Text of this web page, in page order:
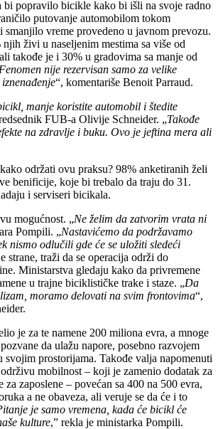
bi popravilo bicikle kako bi išli na svoje radno
putovanje automobilom tokom
smanjilo vreme provedeno u javnom prevozu.
njih živi u naseljenim mestima sa više od
takođe je i 30% u gradovima sa manje od
Fenomen nije rezervisan samo za velike
“, komentariše Benoit Parraud.
manje koristite automobil i štedite
FUB-a Olivije Schneider. „Takođe
na zdravlje i buku. Ovo je jeftina mera ali
održati ovu praksu? 98% anketiranih želi
benificije, koje bi trebalo da traju do 31.
i serviseri bicikala.
mogućnost. „Ne želim da zatvorim vrata ni
Pompili. „Nastavićemo da podržavamo
nismo odlučili gde će se uložiti sledeći
strane, traži da se operacija održi do
Ministarstva gledaju kako da privremene
u trajne biciklističke trake i staze. „Da
moramo delovati na svim frontovima“,
je za te namene 200 miliona evra, a mnoge
da ulažu napore, posebno razvojem
prostorijama. Takođe valja napomenuti
mobilnost – koji je zamenio dodatak za
zaposlene – povećan sa 400 na 500 evra,
a ne obaveza, ali veruje se da će i to
je samo vremena, kada će bicikl će
kulture,” rekla je ministarka Pompili.